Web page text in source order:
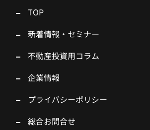
TOP
新着情報・セミナー
不動産投資用コラム
企業情報
プライバシーポリシー
総合お問合せ